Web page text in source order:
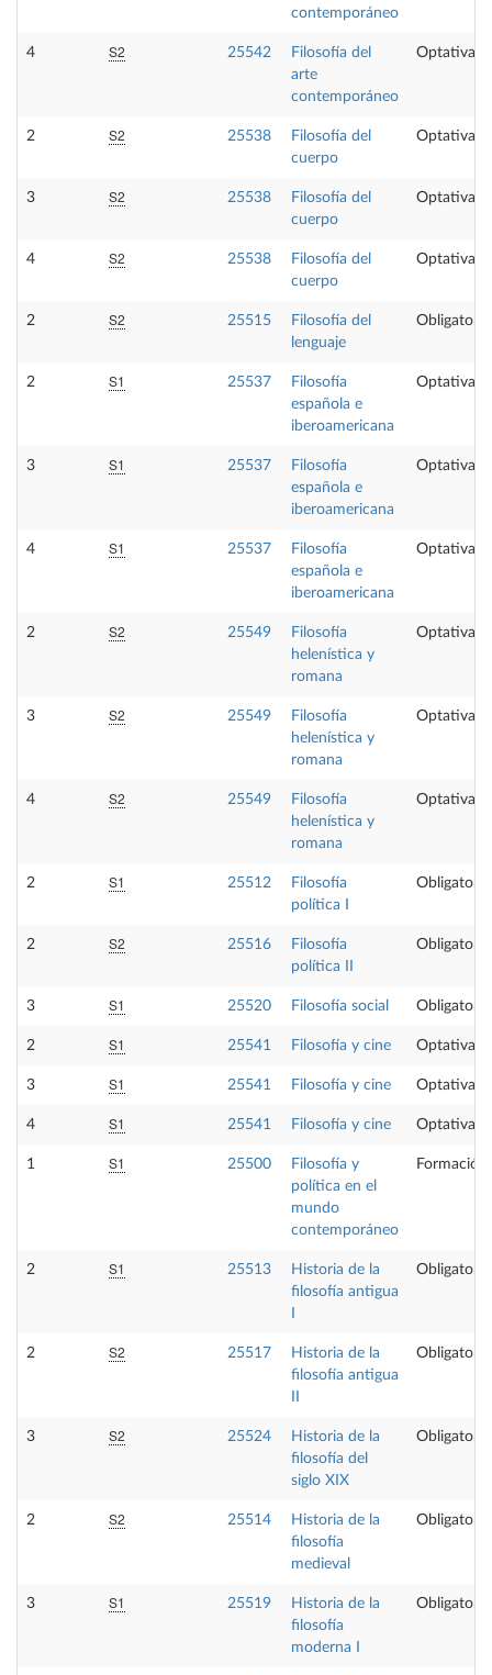
contemporáneo
4 S2 25542
Filosofía del
arte
contemporáneo
Optativa
2 S2 25538
Filosofía del
cuerpo
Optativa
3 S2 25538
Filosofía del
cuerpo
Optativa
4 S2 25538
Filosofía del
cuerpo
Optativa
2 S2 25515
Filosofía del
lenguaje
Obligatoria
2 S1 25537
Filosofía
española e
iberoamericana
Optativa
3 S1 25537
Filosofía
española e
iberoamericana
Optativa
4 S1 25537
Filosofía
española e
iberoamericana
Optativa
2 S2 25549
Filosofía
helenística y
romana
Optativa
3 S2 25549
Filosofía
helenística y
romana
Optativa
4 S2 25549
Filosofía
helenística y
romana
Optativa
2 S1 25512
Filosofía
política I
Obligatoria
2 S2 25516
Filosofía
política II
Obligatoria
3 S1 25520 Filosofía social Obligatoria
2 S1 25541 Filosofía y cine Optativa
3 S1 25541 Filosofía y cine Optativa
4 S1 25541 Filosofía y cine Optativa
1 S1 25500
Filosofía y
política en el
mundo
contemporáneo
Formación
2 S1 25513
Historia de la
filosofía antigua
Obligatoria
2 S2 25517
Historia de la
filosofía antigua
Obligatoria
3 S2 25524
Historia de la
filosofía del
siglo XIX
Obligatoria
2 S2 25514
Historia de la
filosofía
medieval
Obligatoria
3 S1 25519
Historia de la
filosofía
moderna I
Obligatoria